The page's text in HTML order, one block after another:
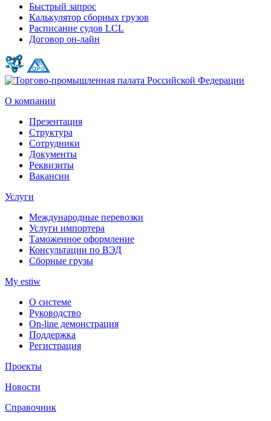
Быстрый запрос
Калькулятор сборных грузов
Расписание судов LCL
Договор он-лайн
О компании
Презентация
Структура
Сотрудники
Документы
Реквизиты
Вакансии
Услуги
Международные перевозки
Услуги импортера
Таможенное оформление
Консультации по ВЭД
Сборные грузы
My estiw
О системе
Руководство
On-line демонстрация
Поддержка
Регистрация
Проекты
Новости
Справочник